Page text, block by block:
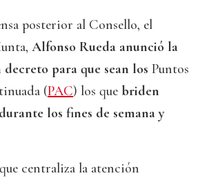
posterior al Consello, el
Alfonso Rueda anunció la
para que sean los Puntos
(PAC) los que briden
los fines de semana y
centraliza la atención